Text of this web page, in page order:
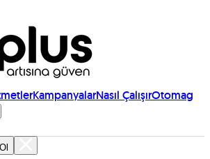
KampanyalarNasıl ÇalışırOtomag